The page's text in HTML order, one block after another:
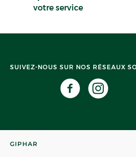
votre service
SUIVEZ-NOUS SUR NOS RÉSEAUX
GIPHAR